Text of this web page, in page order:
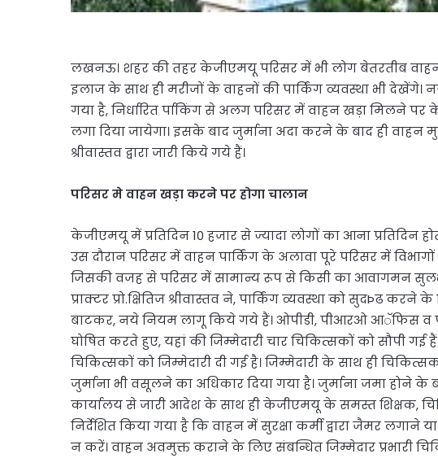
लखनऊ। शहर की तहर केजीएमयू परिसर में भी लोग बेतरतीब
इलाज के साथ ही मरीजों के वाहनों की पार्किंग व्यवस्था भी
गया है, निर्धारित र्पाकिंग से अलग परिसर में वाहन खड़ा मिलने पर
लगा दिया जायेगा। इसके बाद जुर्माना अदा करने के बाद ही वाहन
श्रीवास्तव द्वारा जारी किये गये हैं।
परिसर मे वाहन खड़ा करने पर होगा चालान
केजीएमयू में प्रतिदिन 10 हजार से ज्यादा लोगों का आना प्रतिदिन
उस दौरान परिसर में वाहन पार्किंग के अलावा पूरे परिसर में
जिसकी वजह से परिसर में सामान्य रूप से किसी का आवागमन
प्राक्टर प्रो.क्षितिज श्रीवास्तव ने, पार्किंग व्यवस्था को सुदÞढ
बाटकर, नये नियम लागू किये गये हैं। ओपीडी, पीआरओ आॅफिस व
घोषित करते हुए, यहां की जिम्मेदारी चार चिकित्सकों को सौपी
चिकित्सकों को जिम्मेदारी दी गई है। जिम्मेदारी के साथ ही
जुर्माना भी वसूलने का अधिकार दिया गया है। जुर्माना जमा होने के
कार्यालय से जारी आदेश के साथ ही केजीएमयू के समस्त शिक्षक,
निर्देशित किया गया है कि वाहन में सुरक्षा कर्मी द्वारा जैमर लगाने
न करें। वाहन अवमुक्त कराने के लिए संबन्धित जिम्मेदार प्रभारी